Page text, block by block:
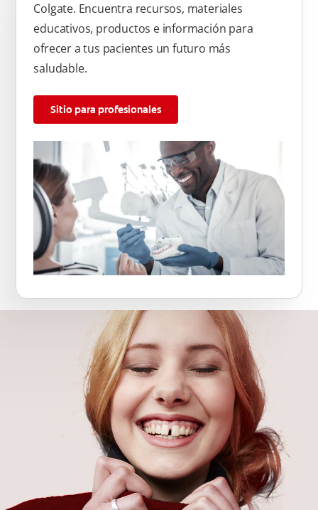
Colgate. Encuentra recursos, materiales
educativos, productos e información para
ofrecer a tus pacientes un futuro más
saludable.
Sitio para profesionales